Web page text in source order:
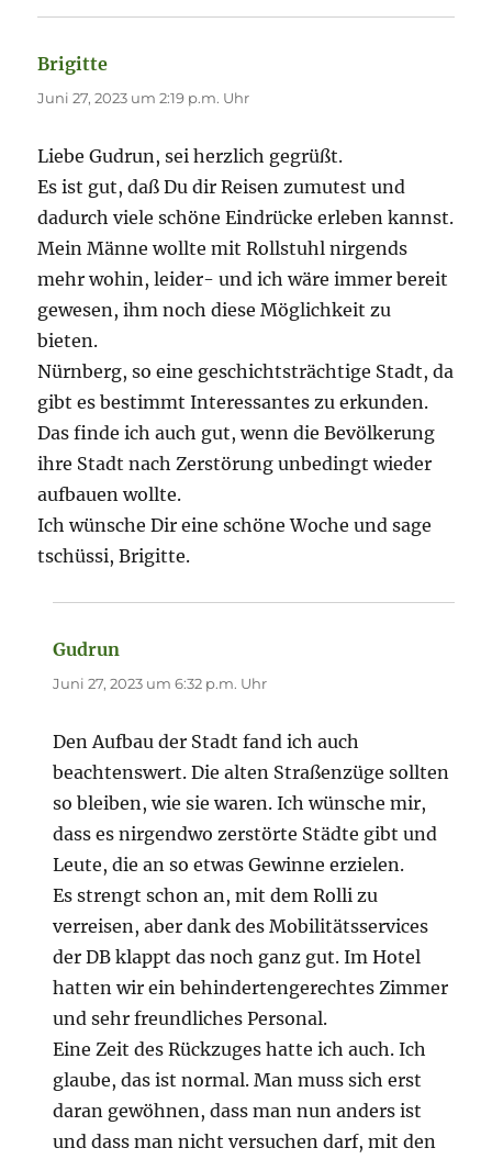
Brigitte
Juni 27, 2023 um 2:19 p.m. Uhr
Liebe Gudrun, sei herzlich gegrüßt.
Es ist gut, daß Du dir Reisen zumutest und
dadurch viele schöne Eindrücke erleben kannst.
Mein Männe wollte mit Rollstuhl nirgends
mehr wohin, leider- und ich wäre immer bereit
gewesen, ihm noch diese Möglichkeit zu
bieten.
Nürnberg, so eine geschichtsträchtige Stadt, da
gibt es bestimmt Interessantes zu erkunden.
Das finde ich auch gut, wenn die Bevölkerung
ihre Stadt nach Zerstörung unbedingt wieder
aufbauen wollte.
Ich wünsche Dir eine schöne Woche und sage
tschüssi, Brigitte.
Gudrun
Juni 27, 2023 um 6:32 p.m. Uhr
Den Aufbau der Stadt fand ich auch
beachtenswert. Die alten Straßenzüge sollten
so bleiben, wie sie waren. Ich wünsche mir,
dass es nirgendwo zerstörte Städte gibt und
Leute, die an so etwas Gewinne erzielen.
Es strengt schon an, mit dem Rolli zu
verreisen, aber dank des Mobilitätsservices
der DB klappt das noch ganz gut. Im Hotel
hatten wir ein behindertengerechtes Zimmer
und sehr freundliches Personal.
Eine Zeit des Rückzuges hatte ich auch. Ich
glaube, das ist normal. Man muss sich erst
daran gewöhnen, dass man nun anders ist
und dass man nicht versuchen darf, mit den